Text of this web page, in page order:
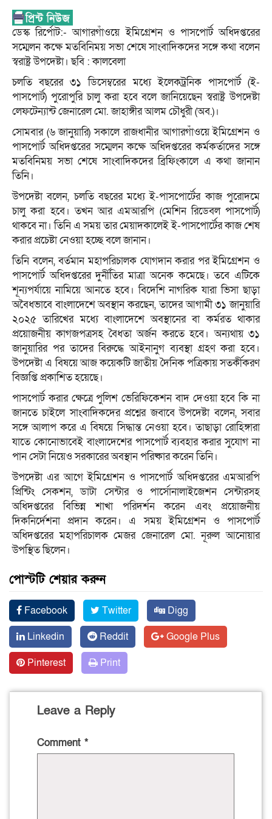
ডেস্ক রির্পোট:- আগারগাঁওয়ে ইমিগ্রেশন ও পাসপোর্ট অধিদপ্তরের
সম্মেলন কক্ষে মতবিনিময় সভা শেষে সাংবাদিকদের সঙ্গে কথা বলেন
স্বরাষ্ট্র উপদেষ্টা। ছবি : কালবেলা
চলতি বছরের ৩১ ডিসেম্বরের মধ্যে ইলেকট্রনিক পাসপোর্ট (ই-
পাসপোর্ট) পুরোপুরি চালু করা হবে বলে জানিয়েছেন স্বরাষ্ট্র উপদেষ্টা
লেফটেন্যান্ট জেনারেল মো. জাহাঙ্গীর আলম চৌধুরী (অব.)।
সোমবার (৬ জানুয়ারি) সকালে রাজধানীর আগারগাঁওয়ে ইমিগ্রেশন ও
পাসপোর্ট অধিদপ্তরের সম্মেলন কক্ষে অধিদপ্তরের কর্মকর্তাদের সঙ্গে
মতবিনিময় সভা শেষে সাংবাদিকদের ব্রিফিংকালে এ কথা জানান
তিনি।
উপদেষ্টা বলেন, চলতি বছরের মধ্যে ই-পাসপোর্টের কাজ পুরোদমে
চালু করা হবে। তখন আর এমআরপি (মেশিন রিডেবল পাসপোর্ট)
থাকবে না। তিনি এ সময় তার মেয়াদকালেই ই-পাসপোর্টের কাজ শেষ
করার প্রচেষ্টা নেওয়া হচ্ছে বলে জানান।
তিনি বলেন, বর্তমান মহাপরিচালক যোগদান করার পর ইমিগ্রেশন ও
পাসপোর্ট অধিদপ্তরের দুর্নীতির মাত্রা অনেক কমেছে। তবে এটিকে
শূন্যপর্যায়ে নামিয়ে আনতে হবে। বিদেশি নাগরিক যারা ভিসা ছাড়া
অবৈধভাবে বাংলাদেশে অবস্থান করছেন, তাদের আগামী ৩১ জানুয়ারি
২০২৫ তারিখের মধ্যে বাংলাদেশে অবস্থানের বা কর্মরত থাকার
প্রয়োজনীয় কাগজপত্রসহ বৈধতা অর্জন করতে হবে। অন্যথায় ৩১
জানুয়ারির পর তাদের বিরুদ্ধে আইনানুগ ব্যবস্থা গ্রহণ করা হবে।
উপদেষ্টা এ বিষয়ে আজ কয়েকটি জাতীয় দৈনিক পত্রিকায় সতর্কীকরণ
বিজ্ঞপ্তি প্রকাশিত হয়েছে।
পাসপোর্ট করার ক্ষেত্রে পুলিশ ভেরিফিকেশন বাদ দেওয়া হবে কি না
জানতে চাইলে সাংবাদিকদের প্রশ্নের জবাবে উপদেষ্টা বলেন, সবার
সঙ্গে আলাপ করে এ বিষয়ে সিদ্ধান্ত নেওয়া হবে। তাছাড়া রোহিঙ্গারা
যাতে কোনোভাবেই বাংলাদেশের পাসপোর্ট ব্যবহার করার সুযোগ না
পান সেটা নিয়েও সরকারের অবস্থান পরিষ্কার করেন তিনি।
উপদেষ্টা এর আগে ইমিগ্রেশন ও পাসপোর্ট অধিদপ্তরের এমআরপি
প্রিন্টিং সেকশন, ডাটা সেন্টার ও পার্সোনালাইজেশন সেন্টারসহ
অধিদপ্তরের বিভিন্ন শাখা পরিদর্শন করেন এবং প্রয়োজনীয়
দিকনির্দেশনা প্রদান করেন। এ সময় ইমিগ্রেশন ও পাসপোর্ট
অধিদপ্তরের মহাপরিচালক মেজর জেনারেল মো. নূরুল আনোয়ার
উপস্থিত ছিলেন।
পোস্টটি শেয়ার করুন
Facebook Twitter
Digg
Linkedin
Reddit
Google Plus
Pinterest
Print
Leave a Reply
Comment *